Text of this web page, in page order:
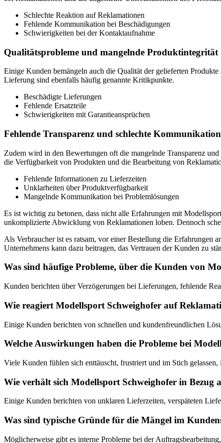
Schlechte Reaktion auf Reklamationen
Fehlende Kommunikation bei Beschädigungen
Schwierigkeiten bei der Kontaktaufnahme
Qualitätsprobleme und mangelnde Produktintegrität
Einige Kunden bemängeln auch die Qualität der gelieferten
Lieferung sind ebenfalls häufig genannte Kritikpunkte.
Beschädigte Lieferungen
Fehlende Ersatzteile
Schwierigkeiten mit Garantieansprüchen
Fehlende Transparenz und schlechte Kommunikation
Zudem wird in den Bewertungen oft die mangelnde Transparenz
die Verfügbarkeit von Produkten und die Bearbeitung von
Fehlende Informationen zu Lieferzeiten
Unklarheiten über Produktverfügbarkeit
Mangelnde Kommunikation bei Problemlösungen
Es ist wichtig zu betonen, dass nicht alle Erfahrungen mit
unkomplizierte Abwicklung von Reklamationen loben. Dennoch
Als Verbraucher ist es ratsam, vor einer Bestellung die Erfahrungen
Unternehmens kann dazu beitragen, das Vertrauen der Kunden zu
Was sind häufige Probleme, über die Kunden von
Kunden berichten über Verzögerungen bei Lieferungen, fehlende
Wie reagiert Modellsport Schweighofer auf
Einige Kunden berichten von schnellen und kundenfreundlichen
Welche Auswirkungen haben die Probleme bei
Viele Kunden fühlen sich enttäuscht, frustriert und im Stich
Wie verhält sich Modellsport Schweighofer in
Einige Kunden berichten von unklaren Lieferzeiten, verspäteten
Was sind typische Gründe für die Mängel im
Möglicherweise gibt es interne Probleme bei der